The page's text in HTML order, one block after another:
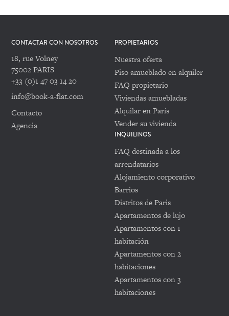
CONTACTAR CON NOSOTROS
18, rue Volney
75002 PARIS
+33 (0)1 47 03 14 20
info@book-a-flat.com
Contacto
Agencia
PROPIETARIOS
Nuestra oferta
Piso amueblado en alquiler
FAQ propietario
Viviendas amuebladas
Alquilar en París
Vender su vivienda
INQUILINOS
FAQ destinada a los
arrendatarios
Alojamiento corporativo
Barrios
Distritos de Paris
Apartamentos de lujo
Apartamentos con 1
habitación
Apartamentos con 2
habitaciones
Apartamentos con 3
habitaciones